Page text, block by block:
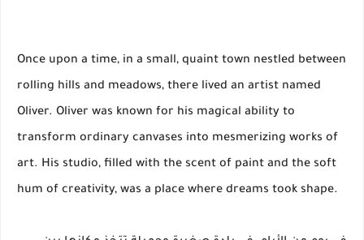
Once upon a time, in a small, quaint town nestled between
rolling hills and meadows, there lived an artist named
Oliver. Oliver was known for his magical ability to
transform ordinary canvases into mesmerizing works of
art. His studio, filled with the scent of paint and the soft
hum of creativity, was a place where dreams took shape.